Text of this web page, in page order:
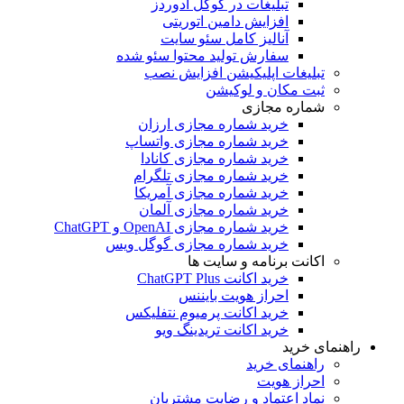
تبلیغات در گوگل ادوردز
افزایش دامین اتوریتی
آنالیز کامل سئو سایت
سفارش تولید محتوا سئو شده
تبلیغات اپلیکیشن افزایش نصب
ثبت مکان و لوکیشن
شماره مجازی
خرید شماره مجازی ارزان
خرید شماره مجازی واتساپ
خرید شماره مجازی کانادا
خرید شماره مجازی تلگرام
خرید شماره مجازی آمریکا
خرید شماره مجازی آلمان
خرید شماره مجازی OpenAI و ChatGPT
خرید شماره مجازی گوگل ویس
اکانت برنامه و سایت ها
خرید اکانت ChatGPT Plus
احراز هویت بایننس
خرید اکانت پرمیوم نتفلیکس
خرید اکانت تریدینگ ویو
خرید
راهنمای خرید
احراز هویت
نماد اعتماد و رضایت مشتریان